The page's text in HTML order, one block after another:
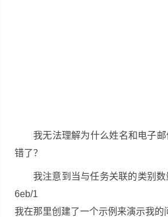
我无法理解为什么姓名和电子
错了？
我注意到当与任务关联的类别
6eb/1
我在那里创建了一个示例来演示我的